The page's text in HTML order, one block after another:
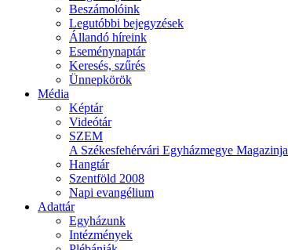
Beszámolóink
Legutóbbi bejegyzések
Állandó híreink
Eseménynaptár
Keresés, szűrés
Ünnepkörök
Média
Képtár
Videótár
SZEM
A Székesfehérvári Egyházmegye Magazinja
Hangtár
Szentföld 2008
Napi evangélium
Adattár
Egyházunk
Intézmények